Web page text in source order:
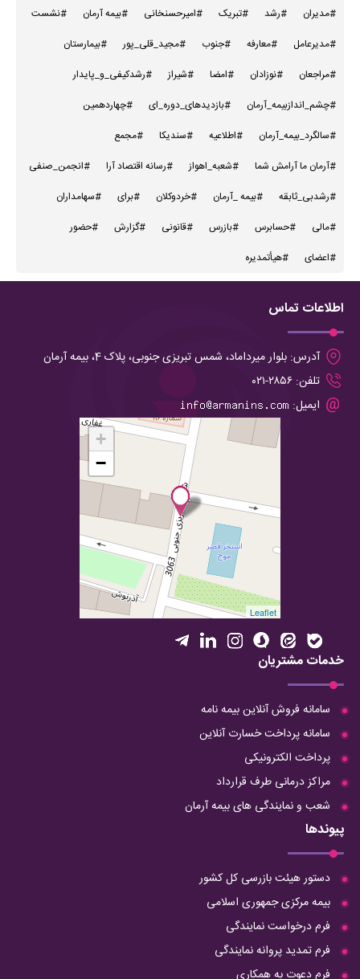
#مدیران
#رشد #تبریک #امیرحسنخانی #بیمه آرمان
#نشست
#مدیرعامل
#معارفه #جنوب #مجید_قلی_پور
#بیمارستان
#مراجعان
#نوزادان #امضا #شیراز
#رشدکیفی_و_پایدار
#چشم_اندازبیمه_آرمان
#بازدیدهای_دوره_ای
#چهاردهمین
#سالگرد_بیمه_آرمان
#اطلاعیه #سندیکا
#مجمع
#آرمان ما آرامش شما
#شعبه_اهواز #رسانه اقتصاد آرا
#انجمن_صنفی
#رشدبی_ثابقه
#بیمه _آرمان #خردوکلان #برای
#سهامداران
#مالی
#حسابرس #بازرس #قانونی #گزارش
#حضور
#اعضای
#هیأتمدیره
اطلاعات تماس
آدرس: بلوار میرداماد، شمس تبریزی جنوبی، پلاک 4، بیمه آرمان
تلفن: ۲۸۵۶-۰۲۱
ایمیل:
+
−
Leaflet
خدمات مشتریان
سامانه فروش آنلاین بیمه نامه
سامانه پرداخت خسارت آنلاین
پرداخت الکترونیکی
مراکز درمانی طرف قرارداد
شعب و نمایندگی های بیمه آرمان
پیوندها
دستور هیئت بازرسی کل کشور
بیمه مرکزی جمهوری اسلامی
فرم درخواست نمایندگی
فرم تمدید پروانه نمایندگی
فرم دعوت به همکاری